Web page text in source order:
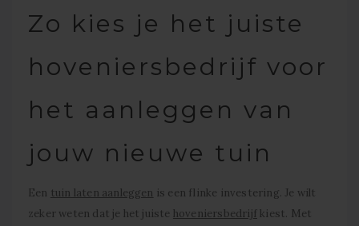
Zo kies je het juiste
hoveniersbedrijf voor
het aanleggen van
jouw nieuwe tuin
Een tuin laten aanleggen is een flinke investering. Je wilt
zeker weten dat je het juiste hoveniersbedrijf kiest. Met